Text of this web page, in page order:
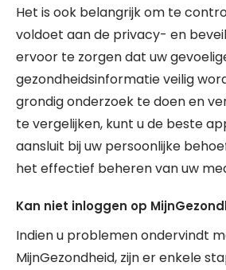
Het is ook belangrijk om te
voldoet aan de privacy- en
ervoor te zorgen dat uw
gezondheidsinformatie veilig
grondig onderzoek te doen en
te vergelijken, kunt u de beste
aansluit bij uw persoonlijke
het effectief beheren van uw
Kan niet inloggen op
Indien u problemen ondervindt
MijnGezondheid, zijn er enkele